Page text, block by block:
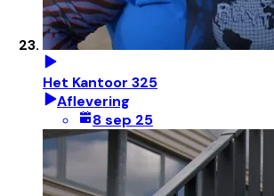
Het Kantoor 325
Aflevering
8 sep 25